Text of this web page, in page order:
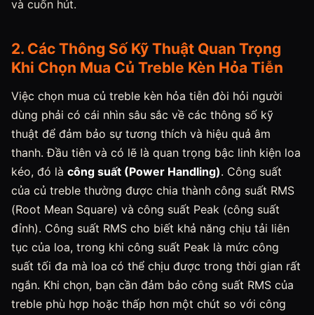
và cuốn hút.
2. Các Thông Số Kỹ Thuật Quan Trọng
Khi Chọn Mua Củ Treble Kèn Hỏa Tiễn
Việc chọn mua củ treble kèn hỏa tiễn đòi hỏi người
dùng phải có cái nhìn sâu sắc về các thông số kỹ
thuật để đảm bảo sự tương thích và hiệu quả âm
thanh. Đầu tiên và có lẽ là quan trọng bậc linh kiện loa
kéo, đó là công suất (Power Handling). Công suất
của củ treble thường được chia thành công suất RMS
(Root Mean Square) và công suất Peak (công suất
đỉnh). Công suất RMS cho biết khả năng chịu tải liên
tục của loa, trong khi công suất Peak là mức công
suất tối đa mà loa có thể chịu được trong thời gian rất
ngắn. Khi chọn, bạn cần đảm bảo công suất RMS của
treble phù hợp hoặc thấp hơn một chút so với công